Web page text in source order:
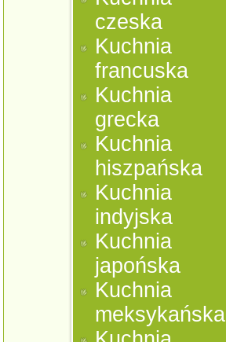
czeska
Kuchnia
francuska
Kuchnia
grecka
Kuchnia
hiszpańska
Kuchnia
indyjska
Kuchnia
japońska
Kuchnia
meksykańska